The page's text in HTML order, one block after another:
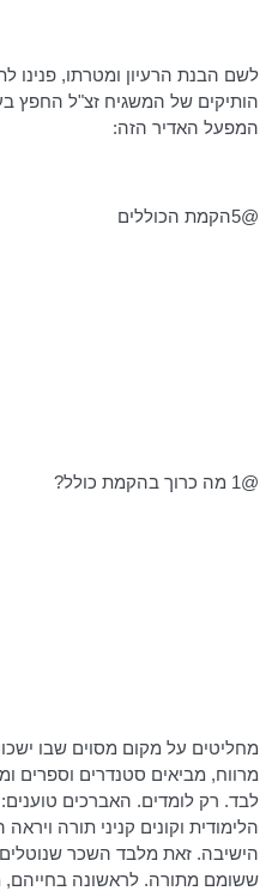
לשם הבנת הרעיון ומטרתו, פנינו
הותיקים של המשגיח זצ"ל החפץ
המפעל האדיר הזה:
@5הקמת הכוללים
@1 מה כרוך בהקמת כולל?
מחליטים על מקום מסוים שבו
מרווח, מביאים סטנדרים וספרים
לבד. רק לומדים. האברכים
הלימודית וקונים קניני תורה
הישיבה. זאת מלבד השכר
ששומם מתורה. לראשונה בחייהם,